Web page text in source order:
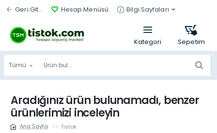
Geri Git... Hesap Menüsü Bilgi Sayfaları
Tümü
Ürün
bul...
Aradığınız ürün bulunamadı, benzer
ürünlerimizi inceleyin
Tistok